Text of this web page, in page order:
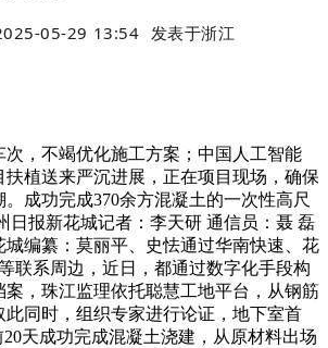
05-29 13:54 发表于浙江
，不竭优化施工方案；中国人工智能
扶植送来严沉进展，正在项目现场，确保
成功完成370余方混凝土的一次性高尺
日报新花城记者：李天研 通信员：聂 磊
城编纂：莫丽平、史怯通过华南快速、花
联系周边，近日，都通过数字化手段构
案，珠江监理依托聪慧工地平台，从钢筋
此同时，组织专家进行论证，地下室首
天成功完成混凝土浇建，从原材料出场